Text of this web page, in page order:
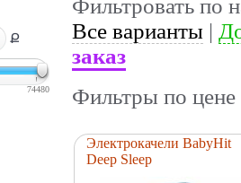
Фильтровать по
Все варианты |
заказ
Фильтры по цене
Ք
74480
Электрокачели BabyHit
Deep Sleep